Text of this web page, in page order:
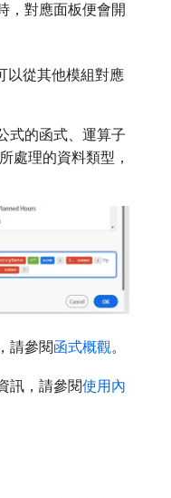
，對應面板便會開
以從其他模組對應
式的函式、運算子
處理的資料類型，
請參閱函式概觀。
訊，請參閱使用內